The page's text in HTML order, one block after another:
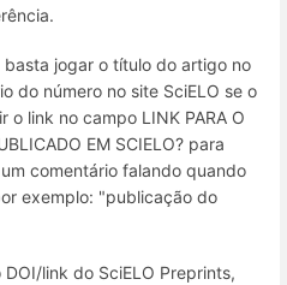
jogar o título do artigo no
do número no site SciELO se o
link no campo LINK PARA O
EM SCIELO? para
comentário falando quando
exemplo: "publicação do
link do SciELO Preprints,